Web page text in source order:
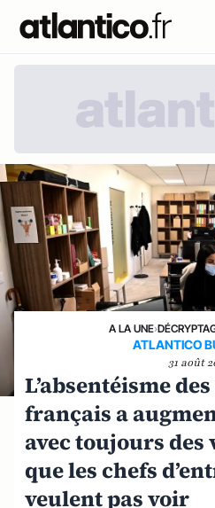
A LA UNE›
ATLANTICO
31 août
L’absentéisme
français a
avec toujours des
que les chefs
veulent pas voir